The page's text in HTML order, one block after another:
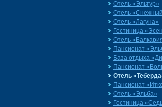
Отель «Эльтур»
Отель
Отель «Лагуна»
Гостиница
Отель
Пансионат
База отдыха
Пансионат
Отель
Пансионат
Отель «Эльба»
Гостиница